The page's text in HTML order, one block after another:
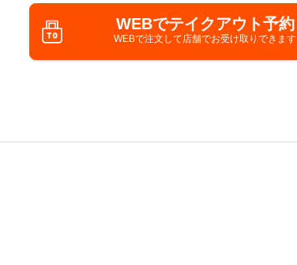
WEBでテイクアウト予約
WEBで注文して店舗でお受け取りできます